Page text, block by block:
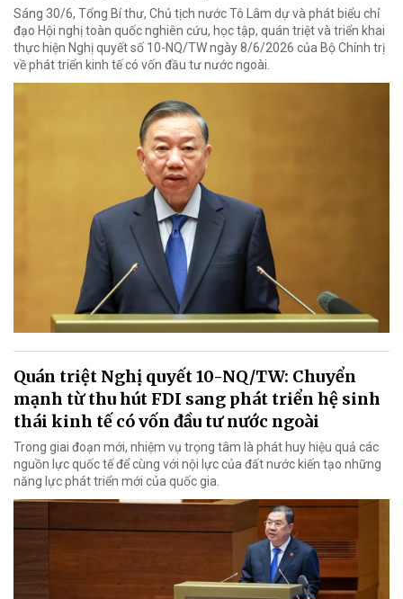
Sáng 30/6, Tổng Bí thư, Chủ tịch nước Tô Lâm dự và phát biểu chỉ
đạo Hội nghị toàn quốc nghiên cứu, học tập, quán triệt và triển khai
thực hiện Nghị quyết số 10-NQ/TW ngày 8/6/2026 của Bộ Chính trị
về phát triển kinh tế có vốn đầu tư nước ngoài.
Quán triệt Nghị quyết 10-NQ/TW: Chuyển
mạnh từ thu hút FDI sang phát triển hệ sinh
thái kinh tế có vốn đầu tư nước ngoài
Trong giai đoạn mới, nhiệm vụ trọng tâm là phát huy hiệu quả các
nguồn lực quốc tế để cùng với nội lực của đất nước kiến tạo những
năng lực phát triển mới của quốc gia.